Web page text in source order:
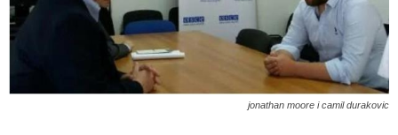
jonathan moore i camil durakovic